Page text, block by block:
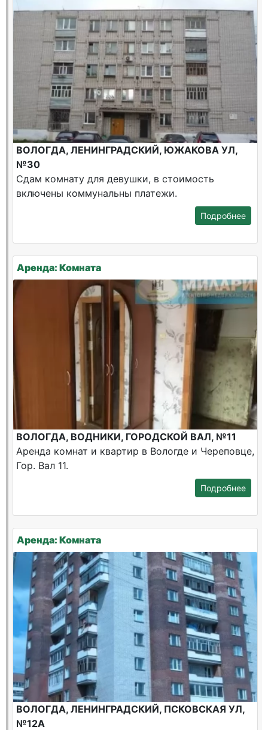
ВОЛОГДА, ЛЕНИНГРАДСКИЙ, ЮЖАКОВА УЛ,
№30
Сдам комнату для девушки, в стоимость
включены коммунальны платежи.
Подробнее
Аренда: Комната
ВОЛОГДА, ВОДНИКИ, ГОРОДСКОЙ ВАЛ, №11
Аренда комнат и квартир в Вологде и Череповце,
Гор. Вал 11.
Подробнее
Аренда: Комната
ВОЛОГДА, ЛЕНИНГРАДСКИЙ, ПСКОВСКАЯ УЛ,
№12А